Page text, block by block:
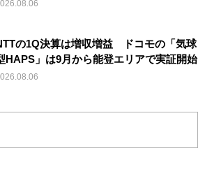
の1Q決算は増収増益 ドコモの「気球
HAPS」は9月から能登エリアで実証開始